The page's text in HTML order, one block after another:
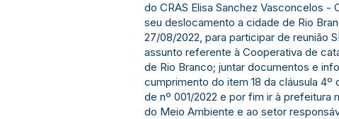
do CRAS Elisa Sanchez Vasconcelos -
seu deslocamento a cidade de Rio
27/08/2022, para participar de reunião
assunto referente à Cooperativa de
de Rio Branco; juntar documentos e
cumprimento do item 18 da cláusula
de nº 001/2022 e por fim ir à prefeitura
do Meio Ambiente e ao setor